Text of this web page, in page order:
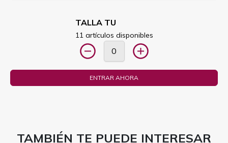
TALLA TU
11 artículos disponibles
ENTRAR AHORA
TAMBIÉN TE PUEDE INTERESAR